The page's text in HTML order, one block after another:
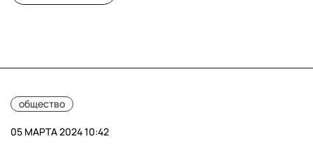
общество
05 МАРТА 2024 10:42